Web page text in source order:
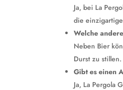
Ja, bei La
die
Welche
Neben Bier
Durst zu stillen.
Gibt es einen
Ja, La Pergola